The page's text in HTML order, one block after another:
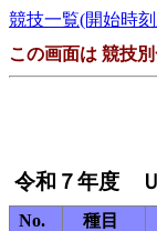
競技一覧(開始時
この画面は 競技別
令和７年度
No. 種目